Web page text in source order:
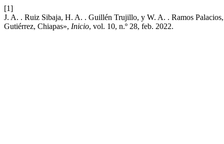
[1]
J. A. . Ruiz Sibaja, H. A. . Guillén Trujillo, y W. A. . Ramos
Gutiérrez, Chiapas», Inicio, vol. 10, n.º 28, feb. 2022.